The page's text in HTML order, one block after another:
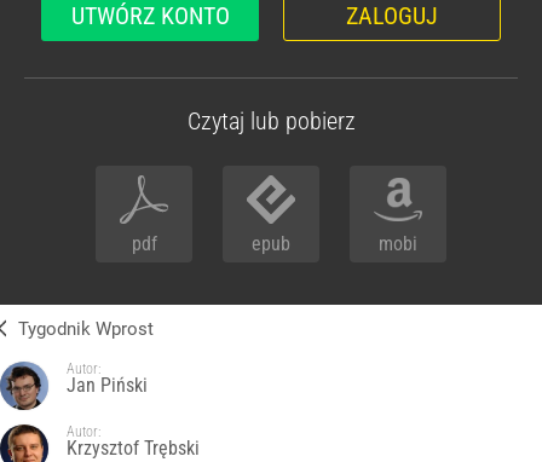
UTWÓRZ KONTO ZALOGUJ
Czytaj lub pobierz
pdf epub mobi
Tygodnik Wprost
Autor:
Jan Piński
Autor:
Krzysztof Trębski